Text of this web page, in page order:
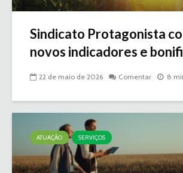
Sindicato Protagonista
novos indicadores e
22 de maio de 2026 Comentar 8
ATUAÇÃO SERVIÇOS